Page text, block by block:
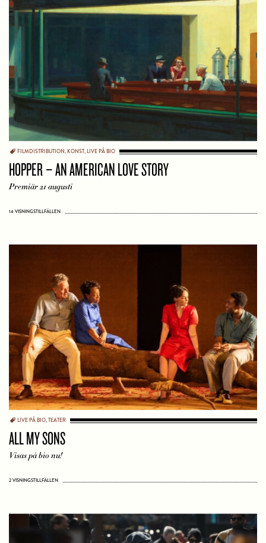
FILMDISTRIBUTION,KONST,LIVE PÅ BIO
HOPPER – AN AMERICAN LOVE STORY
Premiär 21 augusti
14 VISNINGSTILLFÄLLEN
LIVE PÅ BIO,TEATER
ALL MY SONS
Visas på bio nu!
2 VISNINGSTILLFÄLLEN